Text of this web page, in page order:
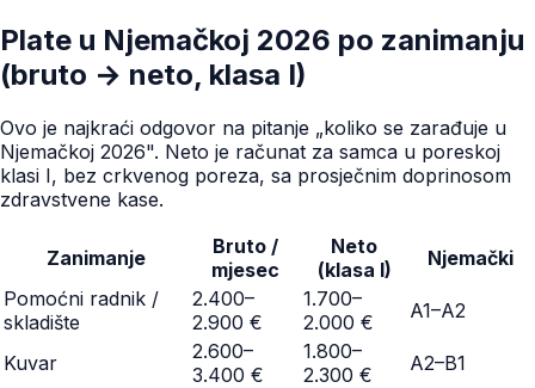
Plate u Njemačkoj 2026 po zanimanju
(bruto → neto, klasa I)
Ovo je najkraći odgovor na pitanje „koliko se zarađuje u
Njemačkoj 2026". Neto je računat za samca u poreskoj
klasi I, bez crkvenog poreza, sa prosječnim doprinosom
zdravstvene kase.
Zanimanje
Bruto /
mjesec
Neto
(klasa I)
Njemački
Pomoćni radnik /
skladište
2.400–
2.900 €
1.700–
2.000 €
A1–A2
Kuvar
2.600–
3.400 €
1.800–
2.300 €
A2–B1